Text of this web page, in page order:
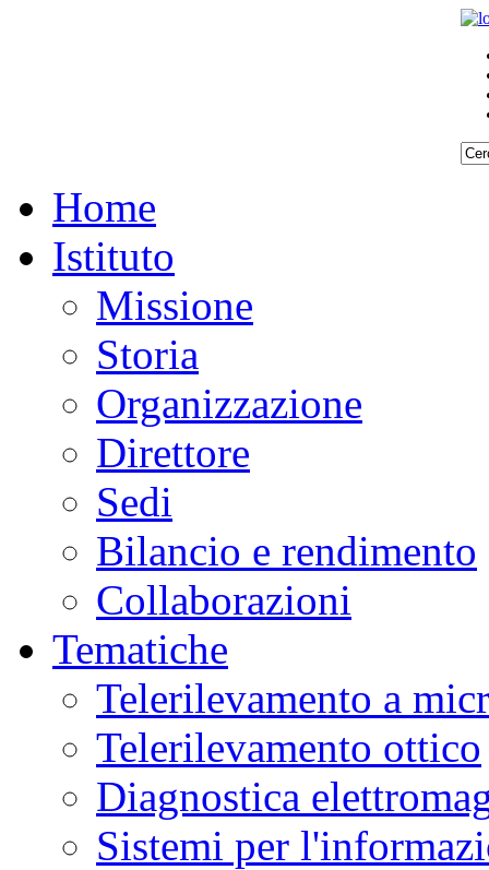
Home
Istituto
Missione
Storia
Organizzazione
Direttore
Sedi
Bilancio e rendimento
Collaborazioni
Tematiche
Telerilevamento a
Telerilevamento ottico
Diagnostica
Sistemi per